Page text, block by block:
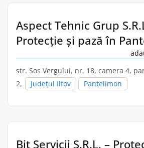
Aspect Tehnic Grup
Protecție și pază în
str. Sos Vergului, nr. 18, camera 4,
2,
Județul Ilfov Pantelimon
Bit Servicii S.R.L. –